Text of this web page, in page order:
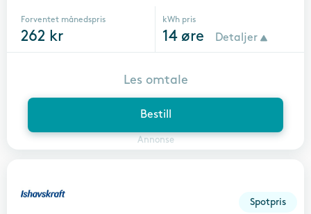
Forventet månedspris
262 kr
kWh pris
14øre Detaljer
Bestill
Annonse
Les omtale
Spotpris